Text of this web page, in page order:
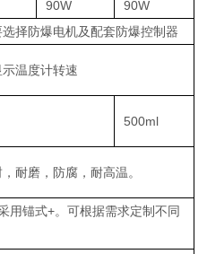
90W
90W
择防爆电机及配套防爆控制器
温度计转速
500ml
耐磨，防腐，耐高温。
用锚式+。可根据需求定制不同